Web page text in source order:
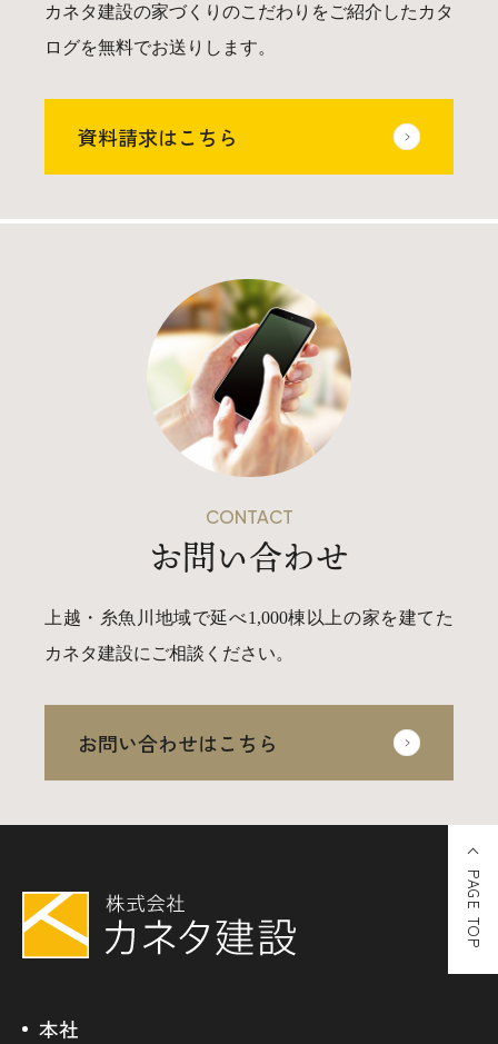
カネタ建設の家づくりのこだわりをご紹介したカタ
ログを無料でお送りします。
資料請求はこちら
CONTACT
お問い合わせ
上越・糸魚川地域で延べ1,000棟以上の家を建てた
カネタ建設にご相談ください。
お問い合わせはこちら
本社
PAGE TOP